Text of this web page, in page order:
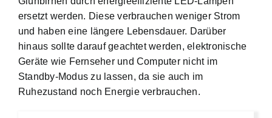
ersetzt werden. Diese verbrauchen weniger Strom
und haben eine längere Lebensdauer. Darüber
hinaus sollte darauf geachtet werden, elektronische
Geräte wie Fernseher und Computer nicht im
Standby-Modus zu lassen, da sie auch im
Ruhezustand noch Energie verbrauchen.